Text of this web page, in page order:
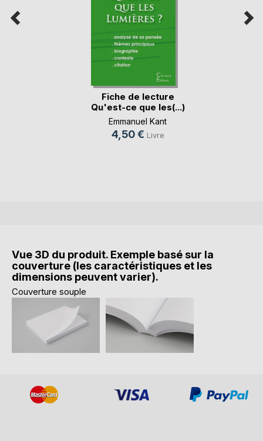
Fiche de lecture
Qu'est-ce que les(...)
Emmanuel Kant
4,50 € Livre
Vue 3D du produit. Exemple basé sur la
couverture (les caractéristiques et les
dimensions peuvent varier).
Couverture souple